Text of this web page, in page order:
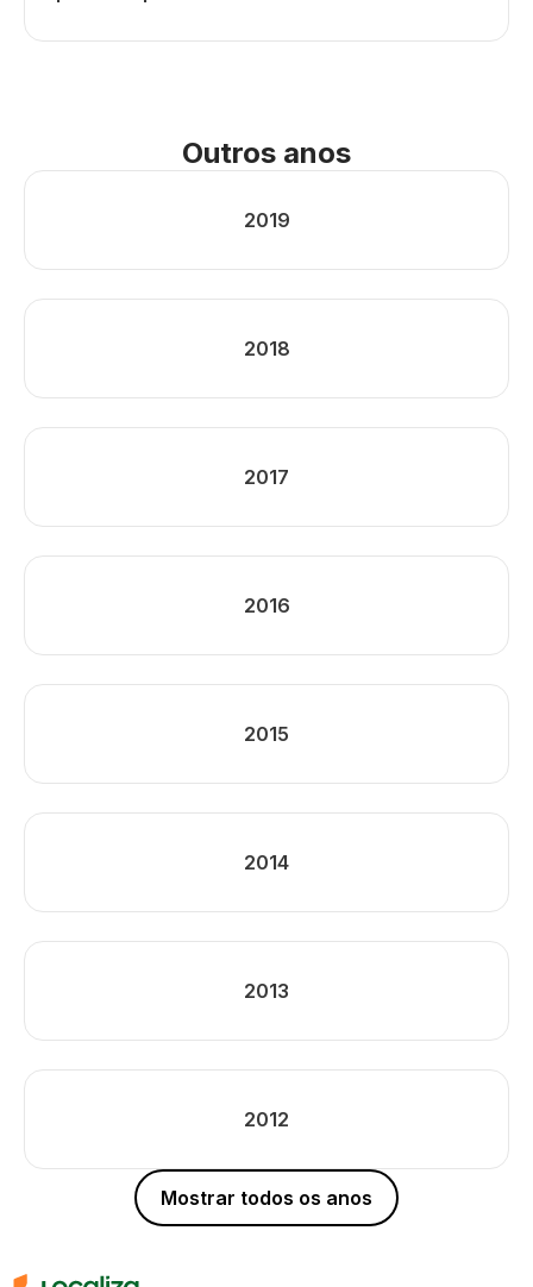
Outros anos
2019
2018
2017
2016
2015
2014
2013
2012
Mostrar todos os anos